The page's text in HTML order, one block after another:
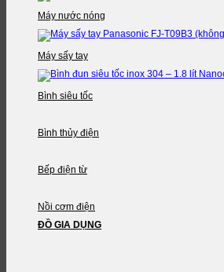
Máy nước nóng
Máy sấy tay
Bình siêu tốc
Bình thủy điện
Bếp điện từ
Nồi cơm điện
ĐỒ GIA DỤNG